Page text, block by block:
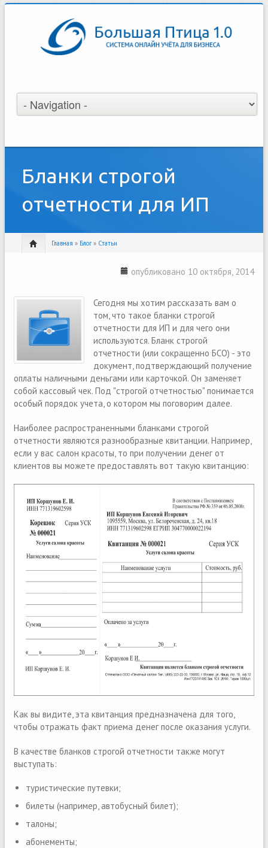
Бланки строгой
отчетности для ИП
Главная » Блог» Статьи
опубликовано 10 октября, 2014
Сегодня мы хотим рассказать вам о
том, что такое бланки строгой
отчетности для ИП и для чего они
используются. Бланк строгой
отчетности (или сокращенно БСО) - это
документ, подтверждающий получение
оплаты наличными деньгами или карточкой. Он заменяет
собой кассовый чек. Под "строгой отчетностью" понимается
особый порядок учета, о котором мы поговорим далее.
Наиболее распространенными бланками строгой
отчетности являются разнообразные квитанции. Например,
если у вас салон красоты, то при получении денег от
клиентов вы можете предоставлять вот такую квитанцию:
Как вы видите, эта квитанция предназначена для того,
чтобы отражать факт приема денег после оказания услуги.
В качестве бланков строгой отчетности также могут
выступать:
туристические путевки;
билеты (например, автобусный билет);
талоны;
абонементы;